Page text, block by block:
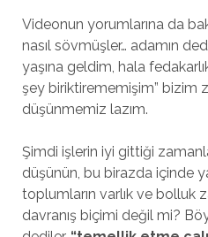
Videonun yorumlarına da
nasıl sövmüşler… adamın
yaşına geldim, hala
şey biriktirememişim” bizim
düşünmemiz lazım.
Şimdi işlerin iyi gittiği
düşünün, bu birazda içinde
toplumların varlık ve bolluk
davranış biçimi değil mi?